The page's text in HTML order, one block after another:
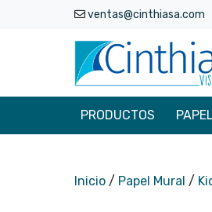
ventas@cinthiasa.com
PRODUCTOS
Inicio / Papel Mural /